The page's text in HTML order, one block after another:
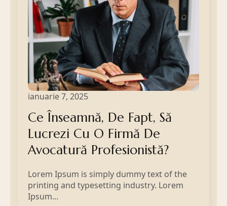
Ce Înseamnă, De Fapt, Să
Lucrezi Cu O Firmă De
Avocatură Profesionistă?
ianuarie 7, 2025
Lorem Ipsum is simply dummy text of the
printing and typesetting industry. Lorem
Ipsum...